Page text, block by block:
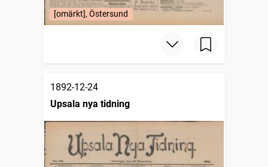
[omärkt], Östersund
1892-12-24
Upsala nya tidning